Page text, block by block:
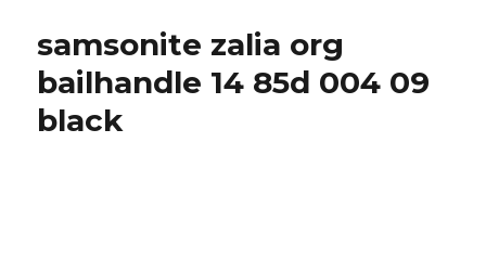
samsonite zalia org
bailhandle 14 85d 004 09
black